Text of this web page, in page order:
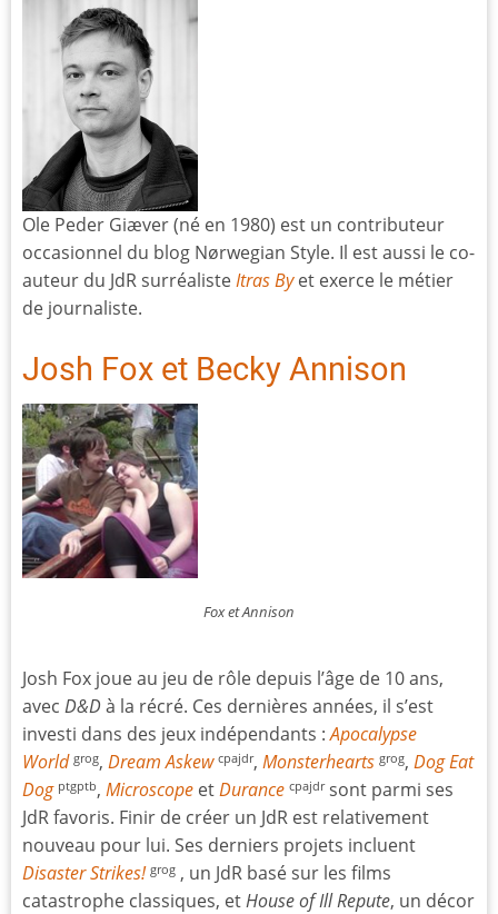
Ole Peder Giæver (né en 1980) est un contributeur
occasionnel du blog Nørwegian Style. Il est aussi le co-
auteur du JdR surréalisteItras Byet exerce le métier
de journaliste.
Josh Fox et Becky Annison
Fox et Annison
Josh Fox joue au jeu de rôle depuis l’âge de 10 ans,
avec D&Dà la récré. Ces dernières années, il s’est
investi dans des jeux indépendants :Apocalypse
World grog, Dream Askew cpajdr, Monsterhearts grog, Dog Eat
Dog ptgptb, Microscope etDurance cpajdrsont parmi ses
JdR favoris. Finir de créer un JdR est relativement
nouveau pour lui. Ses derniers projets incluent
Disaster Strikes! grog , un JdR basé sur les films
catastrophe classiques, etHouse of Ill Repute, un décor